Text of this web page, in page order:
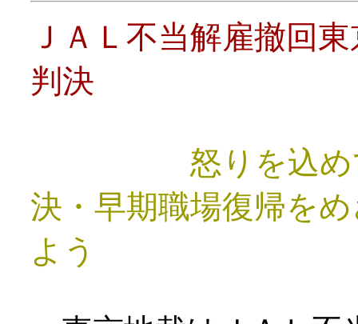
ＪＡＬ不当解雇撤回
判決
怒りを込
決・早期職場復帰を
よう